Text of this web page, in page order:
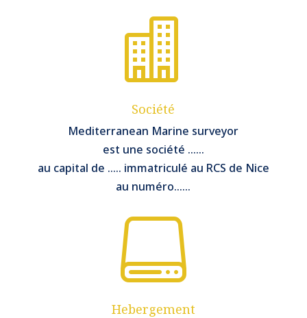

Société
Mediterranean Marine surveyor
est une société ……
au capital de ….. immatriculé au RCS de Nice
au numéro……

Hebergement